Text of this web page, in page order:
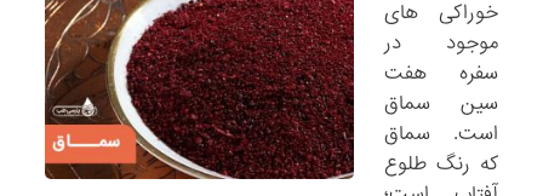
خوراکی های
موجود در
سفره هفت
سین سماق
است. سماق
که رنگ طلوع